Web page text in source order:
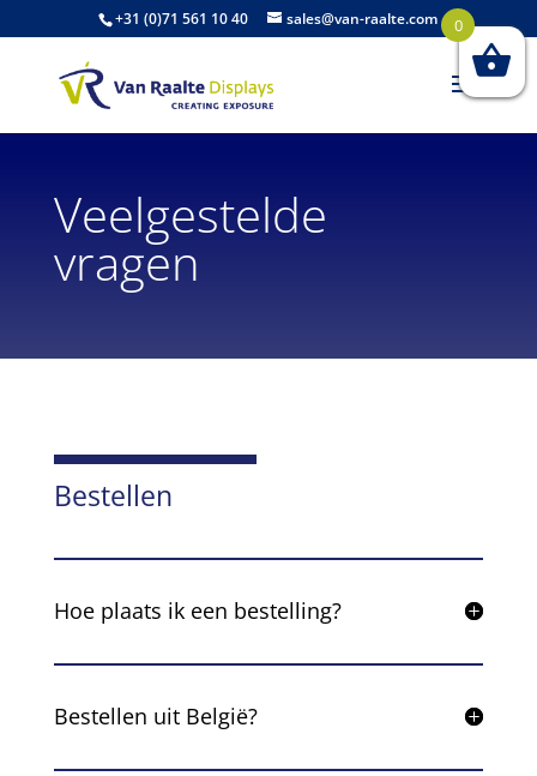
+31 (0)71 561 10 40 sales@van-raalte.com
Veelgestelde
vragen
Bestellen
Hoe plaats ik een bestelling?
Bestellen uit België?
0